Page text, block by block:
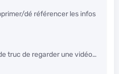
dé référencer les infos
truc de regarder une vidéo…